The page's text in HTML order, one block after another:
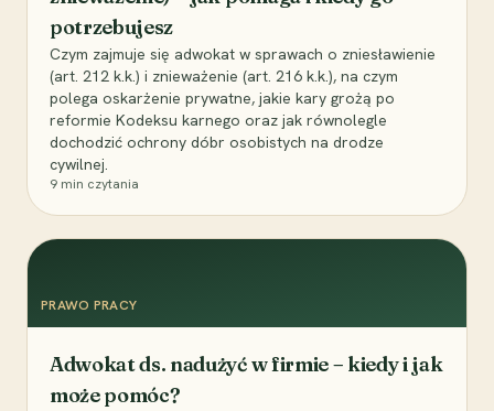
potrzebujesz
Czym zajmuje się adwokat w sprawach o zniesławienie
(art. 212 k.k.) i znieważenie (art. 216 k.k.), na czym
polega oskarżenie prywatne, jakie kary grożą po
reformie Kodeksu karnego oraz jak równolegle
dochodzić ochrony dóbr osobistych na drodze
cywilnej.
9 min czytania
PRAWO PRACY
Adwokat ds. nadużyć w firmie – kiedy i jak
może pomóc?